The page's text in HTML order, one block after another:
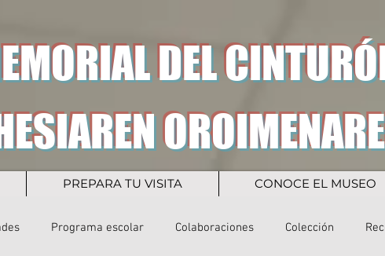
DEL
PREPARA TU VISITA CONOCE EL MUSEO
Programa escolar Colaboraciones Colección